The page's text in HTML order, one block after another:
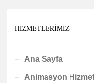
HIZMETLERIMIZ
Ana Sayfa
Animasyon